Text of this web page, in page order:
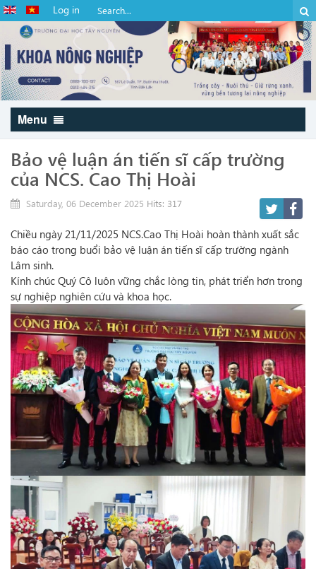
Log in
Menu
Bảo vệ luận án tiến sĩ cấp trường
của NCS. Cao Thị Hoài
Saturday, 06 December 2025 Hits: 317
Chiều ngày 21/11/2025 NCS.Cao Thị Hoài hoàn thành xuất sắc
báo cáo trong buổi bảo vệ luận án tiến sĩ cấp trường ngành
Lâm sinh.
Kính chúc Quý Cô luôn vững chắc lòng tin, phát triển hơn trong
sự nghiệp nghiên cứu và khoa học.